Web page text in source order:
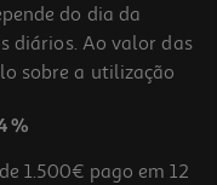
do dia da
diários. Ao valor das
sobre a utilização
%
1.500€ pago em 12